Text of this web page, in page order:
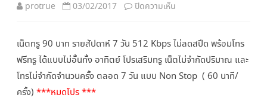
protrue 03/02/2017 ปิดความเห็น
ทรู
เน็ตทรู 90 บาท รายสัปดาห์ 7 วัน 512 Kbps ไม่ลดสปีด พร้อมโทร
ฟรีทรู ได้แบบไม่อั้นทั้ง อาทิตย์ โปรเสริมทรู เน็ตไม่จำกัดปริมาณ และ
โทรไม่จำกัดจำนวนครั้ง ตลอด 7 วัน แบบ Non Stop ( 60 นาที/
ครั้ง) ***หมดโปร ***